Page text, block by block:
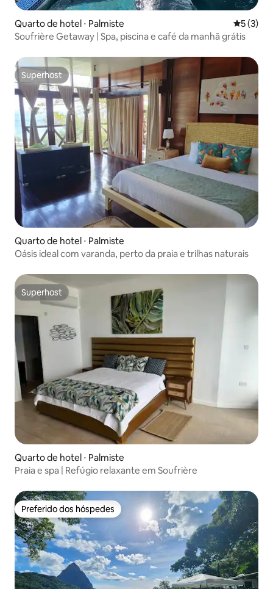
Quarto de hotel ⋅ Palmiste 5 de
5 (3)
Soufrière Getaway | Spa, piscina e café da manhã grátis
Superhost
Superhost
Quarto de hotel ⋅ Palmiste
Oásis ideal com varanda, perto da praia e trilhas naturais
Superhost
Superhost
Quarto de hotel ⋅ Palmiste
Praia e spa | Refúgio relaxante em Soufrière
Preferido dos hóspedes
Preferido dos hóspedes